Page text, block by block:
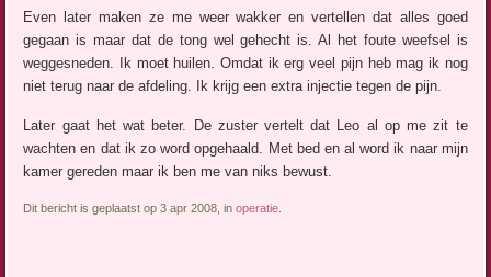
Even later maken ze me weer wakker en vertellen dat alles goed
gegaan is maar dat de tong wel gehecht is. Al het foute weefsel is
weggesneden. Ik moet huilen. Omdat ik erg veel pijn heb mag ik nog
niet terug naar de afdeling. Ik krijg een extra injectie tegen de pijn.
Later gaat het wat beter. De zuster vertelt dat Leo al op me zit te
wachten en dat ik zo word opgehaald. Met bed en al word ik naar mijn
kamer gereden maar ik ben me van niks bewust.
Dit bericht is geplaatst op 3 apr 2008, inoperatie